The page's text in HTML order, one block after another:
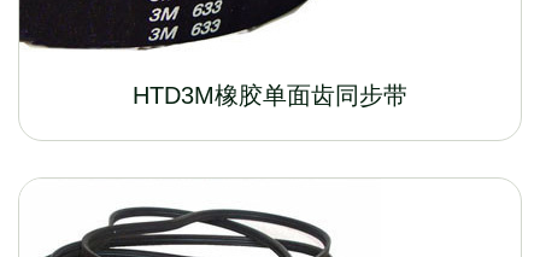
HTD3M橡胶单面齿同步带